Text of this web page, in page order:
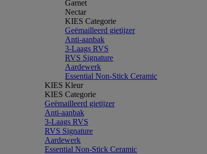
Garnet
Nectar
KIES Categorie
Geëmailleerd gietijzer
Anti-aanbak
3-Laags RVS
RVS Signature
Aardewerk
Essential Non-Stick Ceramic
KIES Kleur
KIES Categorie
Geëmailleerd gietijzer
Anti-aanbak
3-Laags RVS
RVS Signature
Aardewerk
Essential Non-Stick Ceramic